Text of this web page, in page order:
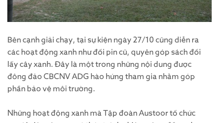
Bên cạnh giải chạy, tại sự kiện ngày 27/10 cũng diễn ra
các hoạt động xanh như đổi pin cũ, quyên góp sách đổi
lấy cây xanh. Đây là một trong những nội dung được
đông đảo CBCNV ADG hào hứng tham gia nhằm góp
phần bảo vệ môi trường.
Những hoạt động xanh mà Tập đoàn Austoor tổ chức